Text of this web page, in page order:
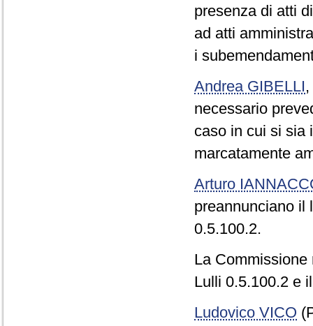
presenza di atti
ad atti
i
Andrea GIBELLI,
necessario
caso in cui si sia
marcatamente
Arturo
preannunciano il
0.5.100.2.
La
Lulli 0.5.100.2 e
Ludovico VICO